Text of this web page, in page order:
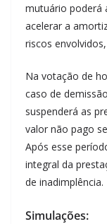
mutuário poderá
acelerar a
riscos
Na votação de
caso de
suspenderá as
valor não pago
Após esse
integral da
de inadimplência.
Simulações: